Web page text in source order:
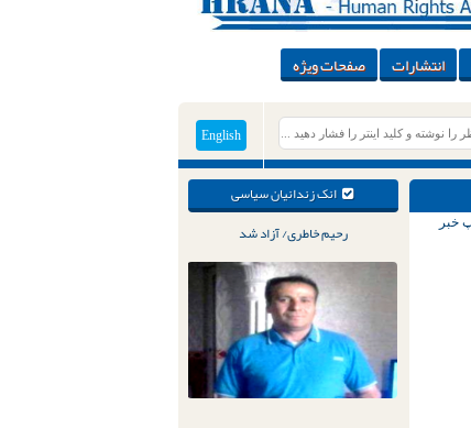
انتشارات صفحات ویژه
English
انک زندانیان سیاسی
رحیم خاطری/ آزاد شد
خبر